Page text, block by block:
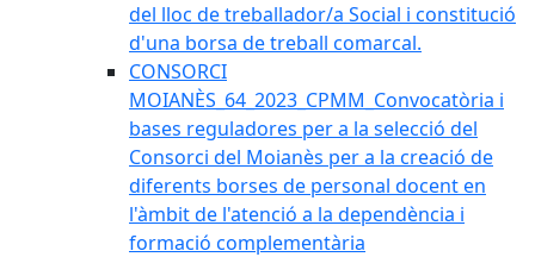
del lloc de treballador/a Social i constitució
d'una borsa de treball comarcal.
CONSORCI
MOIANÈS_64_2023_CPMM_Convocatòria i
bases reguladores per a la selecció del
Consorci del Moianès per a la creació de
diferents borses de personal docent en
l'àmbit de l'atenció a la dependència i
formació complementària